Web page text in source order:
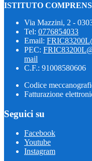
ISTITUTO
Via Mazzini, 2 -
Tel: 0776854033
Email:
PEC:
mail
C.F.: 91008580606
Codice
Fatturazione
Seguici su
Facebook
Youtube
Instagram